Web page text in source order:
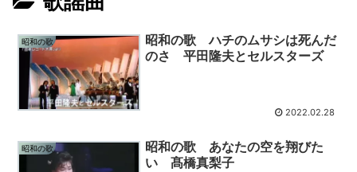
昭和の歌
昭和の歌 ハチのムサシは死んだ
のさ 平田隆夫とセルスターズ
2022.02.28
昭和の歌
昭和の歌 あなたの空を翔びた
い 髙橋真梨子